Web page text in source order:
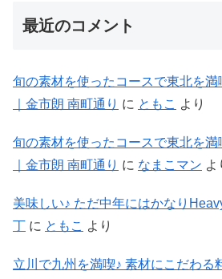
最近のコメント
旬の素材を使ったコースで東北を満
｜金市朗 南町通り に ともこ より
旬の素材を使ったコースで東北を満
｜金市朗 南町通り に なまこマン よ
美味しい♪ ただ中年にはかなり
丁 に ともこ より
立川で九州を満喫♪ 素材にこだわる